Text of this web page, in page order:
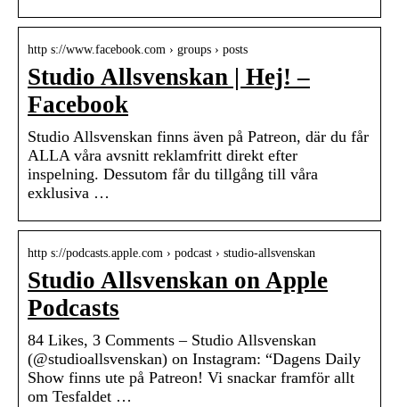
http s://www.facebook.com › groups › posts
Studio Allsvenskan | Hej! –
Facebook
Studio Allsvenskan finns även på Patreon, där du får
ALLA våra avsnitt reklamfritt direkt efter
inspelning. Dessutom får du tillgång till våra
exklusiva …
http s://podcasts.apple.com › podcast › studio-allsvenskan
Studio Allsvenskan on Apple
Podcasts
84 Likes, 3 Comments – Studio Allsvenskan
(@studioallsvenskan) on Instagram: “Dagens Daily
Show finns ute på Patreon! Vi snackar framför allt
om Tesfaldet …